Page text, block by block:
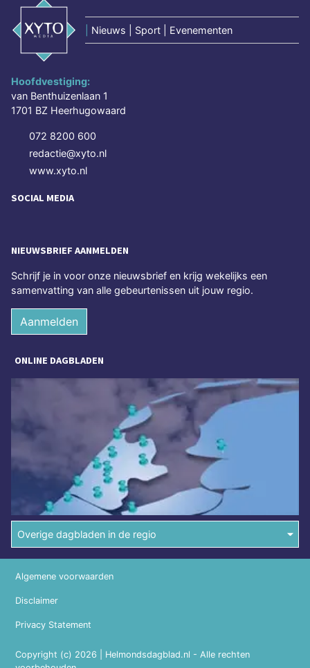
Nieuws | Sport | Evenementen
Hoofdvestiging:
van Benthuizenlaan 1
1701 BZ Heerhugowaard
072 8200 600
redactie@xyto.nl
www.xyto.nl
SOCIAL MEDIA
NIEUWSBRIEF AANMELDEN
Schrijf je in voor onze nieuwsbrief en krijg wekelijks een
samenvatting van alle gebeurtenissen uit jouw regio.
Aanmelden
ONLINE DAGBLADEN
Overige dagbladen in de regio
Copyright (c) 2026 | Helmondsdagblad.nl - Alle rechten
Algemene voorwaarden
Disclaimer
Privacy Statement